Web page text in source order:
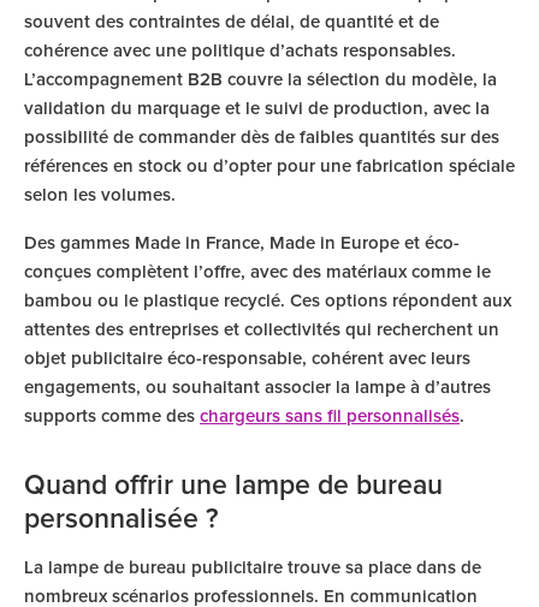
souvent des contraintes de délai, de quantité et de
cohérence avec une politique d’achats responsables.
L’accompagnement B2B couvre la sélection du modèle, la
validation du marquage et le suivi de production, avec la
possibilité de commander dès de faibles quantités sur des
références en stock ou d’opter pour une fabrication spéciale
selon les volumes.
Des gammes Made in France, Made in Europe et éco-
conçues complètent l’offre, avec des matériaux comme le
bambou ou le plastique recyclé. Ces options répondent aux
attentes des entreprises et collectivités qui recherchent un
objet publicitaire éco-responsable, cohérent avec leurs
engagements, ou souhaitant associer la lampe à d’autres
supports comme des chargeurs sans fil personnalisés.
Quand offrir une lampe de bureau
personnalisée ?
La lampe de bureau publicitaire trouve sa place dans de
nombreux scénarios professionnels. En communication